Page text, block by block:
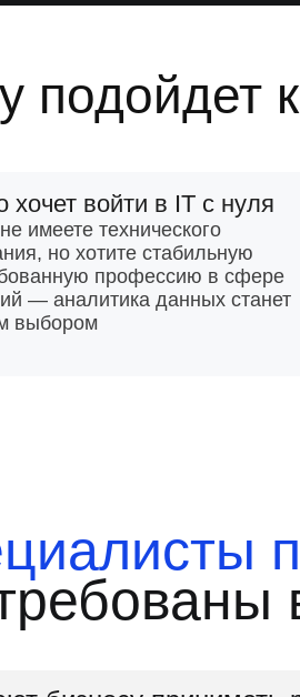
подойдет
хочет войти в IT с нуля
имеете технического
но хотите стабильную
профессию в сфере
— аналитика данных станет
выбором